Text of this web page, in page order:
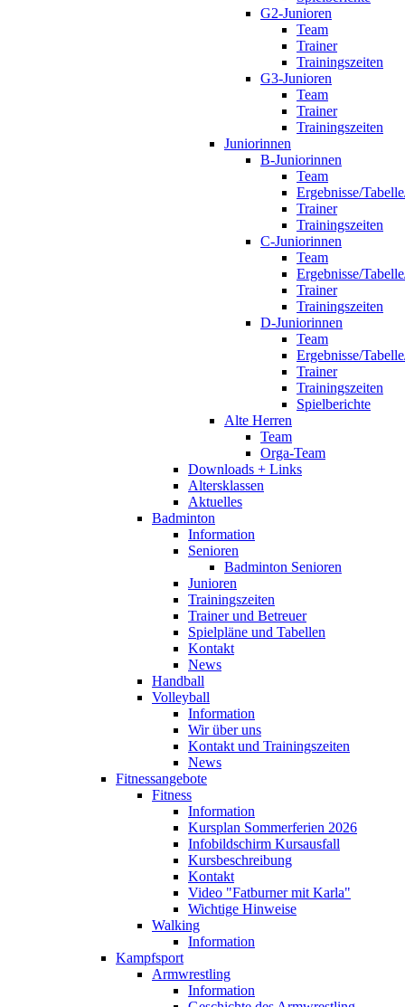
G2-Junioren
Team
Trainer
Trainingszeiten
G3-Junioren
Team
Trainer
Trainingszeiten
Juniorinnen
B-Juniorinnen
Team
Ergebnisse/
Trainer
Trainingszeiten
C-Juniorinnen
Team
Ergebnisse/
Trainer
Trainingszeiten
D-Juniorinnen
Team
Ergebnisse/
Trainer
Trainingszeiten
Spielberichte
Alte Herren
Team
Orga-Team
Downloads + Links
Altersklassen
Aktuelles
Badminton
Information
Senioren
Badminton Senioren
Junioren
Trainingszeiten
Trainer und Betreuer
Spielpläne und Tabellen
Kontakt
News
Handball
Volleyball
Information
Wir über uns
Kontakt und Trainingszeiten
News
Fitnessangebote
Fitness
Information
Kursplan Sommerferien 2026
Infobildschirm Kursausfall
Kursbeschreibung
Kontakt
Video "Fatburner mit Karla"
Wichtige Hinweise
Walking
Information
Kampfsport
Armwrestling
Information